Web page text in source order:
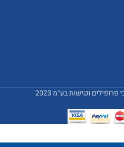
ונגישות בע"מ 2023